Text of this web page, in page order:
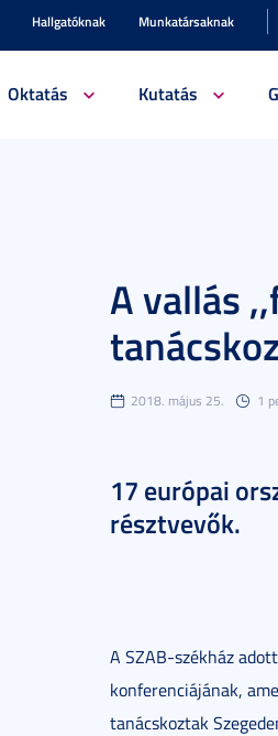
Hallgatóknak Munkatársaknak
Oktatás Kutatás
A vallás
2018. május 25. 1
17 európai
résztvevők.
A SZAB-székház
konferenciájának,
tanácskoztak